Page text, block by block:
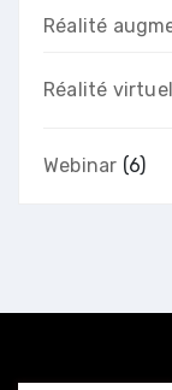
Réalité
Réalité
Webinar (6)